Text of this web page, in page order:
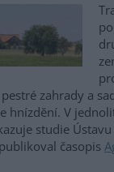
zahrady a
hnízdění. V
studie
časopis